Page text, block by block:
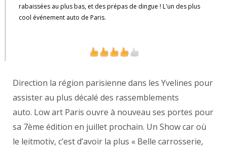
rabaissées au plus bas, et des prépas de dingue ! L'un des plus
cool événement auto de Paris.
Direction la région parisienne dans les Yvelines pour
assister au plus décalé des rassemblements
auto. Low art Paris ouvre à nouveau ses portes pour
sa 7ème édition en juillet prochain. Un Show car où
le leitmotiv, c’est d’avoir la plus « Belle carrosserie,